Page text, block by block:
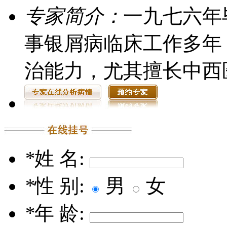
专家简介： 一九七六
事银屑病临床工作多
治能力，尤其擅长中西
*姓 名:
*性 别: 男
女
*年 龄: